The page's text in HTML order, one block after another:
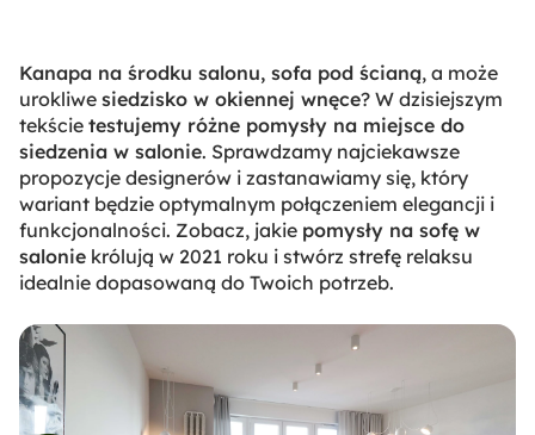
Kanapa na środku salonu, sofa pod ścianą, a może
urokliwe siedzisko w okiennej wnęce? W dzisiejszym
tekście testujemy różne pomysły na miejsce do
siedzenia w salonie. Sprawdzamy najciekawsze
propozycje designerów i zastanawiamy się, który
wariant będzie optymalnym połączeniem elegancji i
funkcjonalności. Zobacz, jakie pomysły na sofę w
salonie królują w 2021 roku i stwórz strefę relaksu
idealnie dopasowaną do Twoich potrzeb.